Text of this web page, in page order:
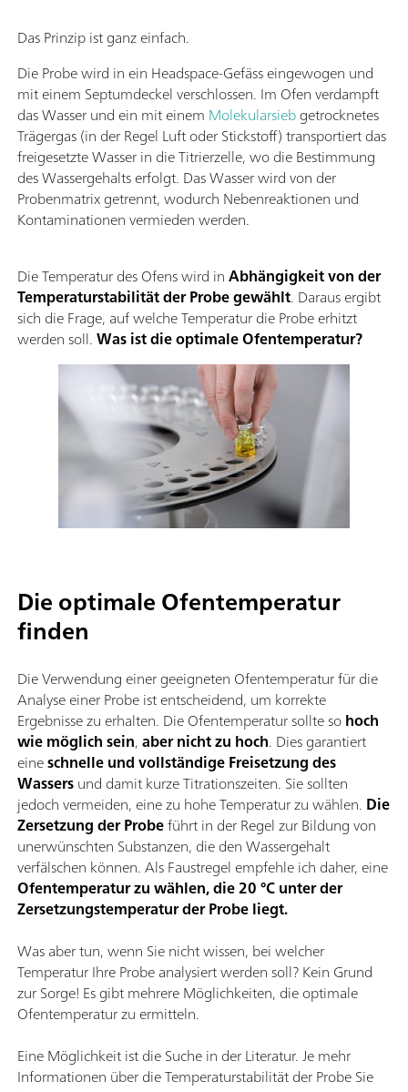
Das Prinzip ist ganz einfach.
Die Probe wird in ein Headspace-Gefäss eingewogen und
mit einem Septumdeckel verschlossen. Im Ofen verdampft
das Wasser und ein mit einem Molekularsiebgetrocknetes
Trägergas (in der Regel Luft oder Stickstoff) transportiert das
freigesetzte Wasser in die Titrierzelle, wo die Bestimmung
des Wassergehalts erfolgt. Das Wasser wird von der
Probenmatrix getrennt, wodurch Nebenreaktionen und
Kontaminationen vermieden werden.
Die Temperatur des Ofens wird inAbhängigkeit von der
Temperaturstabilität der Probe gewählt. Daraus ergibt
sich die Frage, auf welche Temperatur die Probe erhitzt
werden soll.Was ist die optimale Ofentemperatur?
Die optimale Ofentemperatur
finden
Die Verwendung einer geeigneten Ofentemperatur für die
Analyse einer Probe ist entscheidend, um korrekte
Ergebnisse zu erhalten. Die Ofentemperatur sollte sohoch
wie möglich sein,aber nicht zu hoch. Dies garantiert
eineschnelle und vollständige Freisetzung des
Wassersund damit kurze Titrationszeiten. Sie sollten
jedoch vermeiden, eine zu hohe Temperatur zu wählen. Die
Zersetzung der Probeführt in der Regel zur Bildung von
unerwünschten Substanzen, die den Wassergehalt
verfälschen können. Als Faustregel empfehle ich daher, eine
Ofentemperatur zu wählen, die 20 °C unter der
Zersetzungstemperatur der Probe liegt.
Was aber tun, wenn Sie nicht wissen, bei welcher
Temperatur Ihre Probe analysiert werden soll? Kein Grund
zur Sorge! Es gibt mehrere Möglichkeiten, die optimale
Ofentemperatur zu ermitteln.
Eine Möglichkeit ist die Suche in der Literatur. Je mehr
Informationen über die Temperaturstabilität der Probe Sie